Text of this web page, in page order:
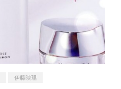
伊藤映理